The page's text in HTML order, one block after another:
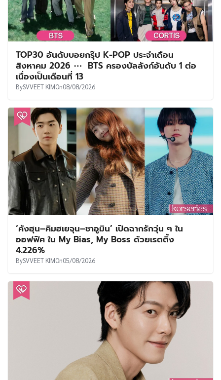
TOP30 อันดับบอยกรุ๊ป K-POP ประจำเดือน
สิงหาคม 2026 ⋯ BTS ครองบัลลังก์อันดับ 1 ต่อ
เนื่องเป็นเดือนที่ 13
BySVVEET KIMOn08/08/2026
‘คังฮุน–คิมฮเยจุน–ชาอูมิน’ เปิดฉากรักวุ่น ๆ ใน
ออฟฟิศ ใน My Bias, My Boss ด้วยเรตติ้ง
4.226%
BySVVEET KIMOn05/08/2026